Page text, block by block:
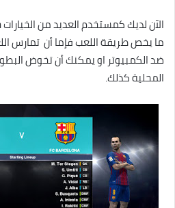
الآن لديك كمستخدم العديد من
ما يخص طريقة اللعب فإما أن تمارس
ضد الكمبيوتر او يمكنك أن تخوض
المحلية كذلك.